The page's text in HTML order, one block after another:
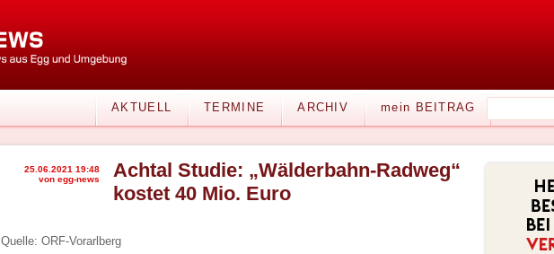
AKTUELL TERMINE ARCHIV mein BEITRAG
25.06.2021 19:48
von egg-news
Achtal Studie: „Wälderbahn-Radweg“
kostet 40 Mio. Euro
Quelle: ORF-Vorarlberg